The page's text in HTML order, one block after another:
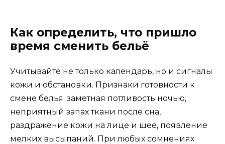
Как определить, что пришло
время сменить бельё
Учитывайте не только календарь, но и сигналы
кожи и обстановки. Признаки готовности к
смене белья: заметная потливость ночью,
неприятный запах ткани после сна,
раздражение кожи на лице и шее, появление
мелких высыпаний. При любых сомнениях